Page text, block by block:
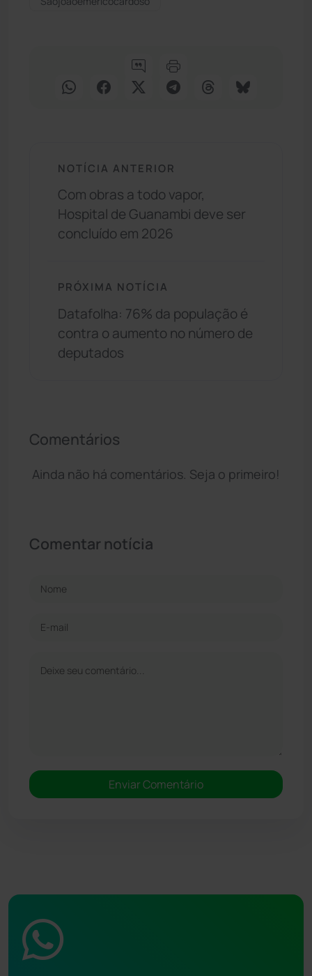
NOTÍCIA ANTERIOR
Com obras a todo vapor,
Hospital de Guanambi deve ser
concluído em 2026
PRÓXIMA NOTÍCIA
Datafolha: 76% da população é
contra o aumento no número de
deputados
Comentários
Ainda não há comentários. Seja o primeiro!
Comentar notícia